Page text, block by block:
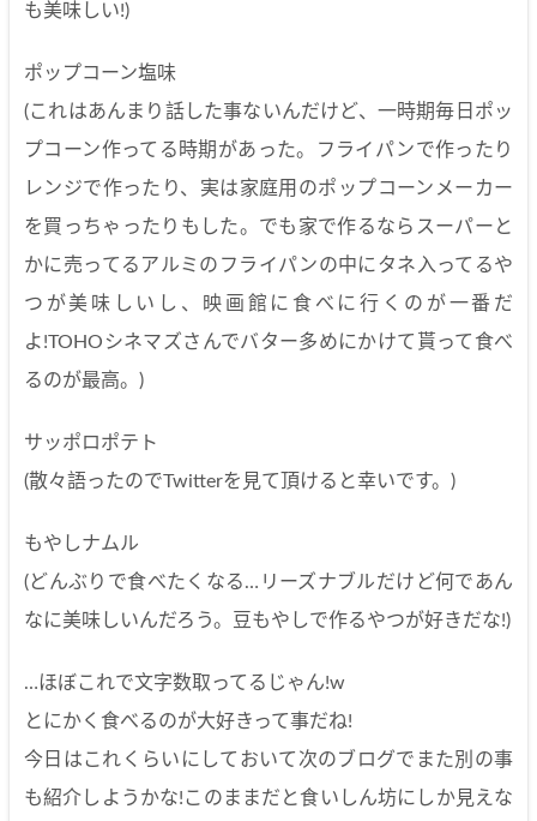
も美味しい!)
ポップコーン塩味
(これはあんまり話した事ないんだけど、一時期毎日ポッ
プコーン作ってる時期があった。フライパンで作ったり
レンジで作ったり、実は家庭用のポップコーンメーカー
を買っちゃったりもした。でも家で作るならスーパーと
かに売ってるアルミのフライパンの中にタネ入ってるや
つが美味しいし、映画館に食べに行くのが一番だ
よ!TOHOシネマズさんでバター多めにかけて貰って食べ
るのが最高。)
サッポロポテト
(散々語ったのでTwitterを見て頂けると幸いです。)
もやしナムル
(どんぶりで食べたくなる…リーズナブルだけど何であん
なに美味しいんだろう。豆もやしで作るやつが好きだな!)
…ほぼこれで文字数取ってるじゃん!w
とにかく食べるのが大好きって事だね!
今日はこれくらいにしておいて次のブログでまた別の事
も紹介しようかな!このままだと食いしん坊にしか見えな